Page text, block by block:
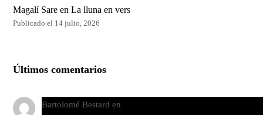
Magalí Sare en La lluna en vers
Publicado el 14 julio, 2026
Últimos comentarios
Bartolomé Bestard en